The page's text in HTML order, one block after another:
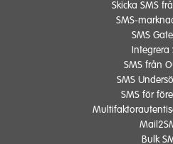
Skicka SMS
SMS-
SMS
Integrera
SMS från
SMS
SMS för
Bulk